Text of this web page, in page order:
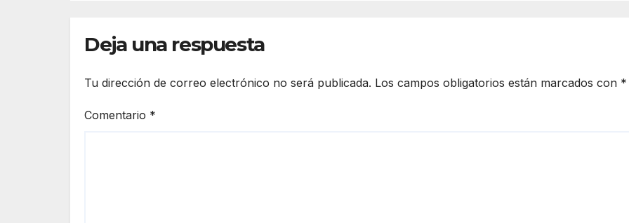
Deja una respuesta
Tu dirección de correo electrónico no será publicada. Los campos obligatorios están marcados con *
Comentario *